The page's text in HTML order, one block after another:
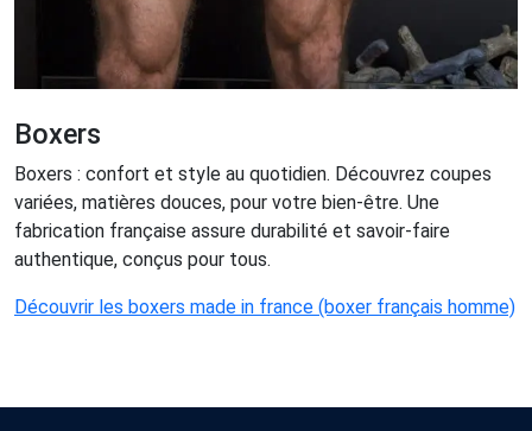
Boxers
Boxers : confort et style au quotidien. Découvrez coupes
variées, matières douces, pour votre bien-être. Une
fabrication française assure durabilité et savoir-faire
authentique, conçus pour tous.
Découvrir les boxers made in france (boxer français homme)